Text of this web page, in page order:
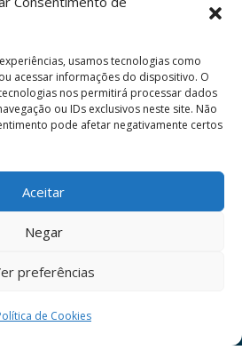
usamos tecnologias como
acessar informações do dispositivo. O
nos permitirá processar dados
ou IDs exclusivos neste site. Não
pode afetar negativamente certos
Aceitar
Negar
preferências
de Cookies
Sistemas e Treinamentos LTDA -
47.788.788/0001-06